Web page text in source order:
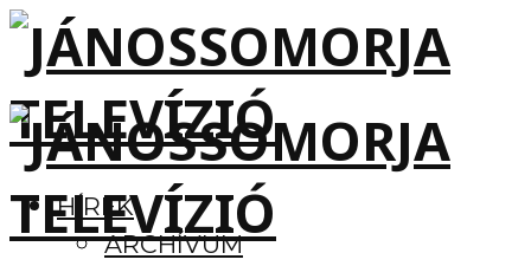
HÍREK
ARCHÍVUM